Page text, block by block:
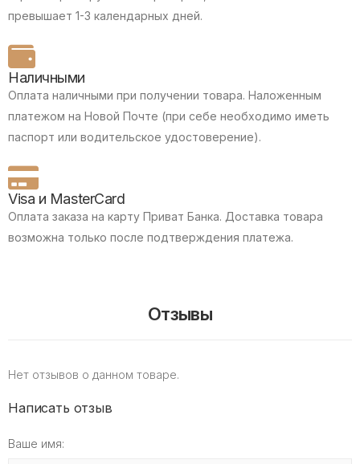
превышает 1-3 календарных дней.
Наличными
Оплата наличными при получении товара. Наложенным
платежом на Новой Почте (при себе необходимо иметь
паспорт или водительское удостоверение).
Visa и MasterCard
Оплата заказа на карту Приват Банка. Доставка товара
возможна только после подтверждения платежа.
Отзывы
Нет отзывов о данном товаре.
Написать отзыв
Ваше имя: